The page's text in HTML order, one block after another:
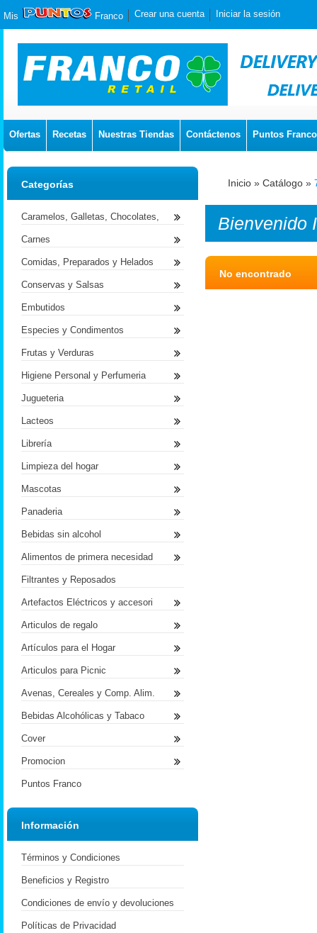
Mis Franco Crear una cuenta Iniciar la sesión
Ofertas Recetas Nuestras Tiendas Contáctenos Puntos Franco
Inicio » Catálogo »
Bienvenido
No encontrado
Categorías
Caramelos, Galletas, Chocolates,
Carnes
Comidas, Preparados y Helados
Conservas y Salsas
Embutidos
Especies y Condimentos
Frutas y Verduras
Higiene Personal y Perfumeria
Jugueteria
Lacteos
Librería
Limpieza del hogar
Mascotas
Panaderia
Bebidas sin alcohol
Alimentos de primera necesidad
Filtrantes y Reposados
Artefactos Eléctricos y accesori
Articulos de regalo
Artículos para el Hogar
Articulos para Picnic
Avenas, Cereales y Comp. Alim.
Bebidas Alcohólicas y Tabaco
Cover
Promocion
Puntos Franco
Información
Términos y Condiciones
Beneficios y Registro
Condiciones de envío y devoluciones
Políticas de Privacidad